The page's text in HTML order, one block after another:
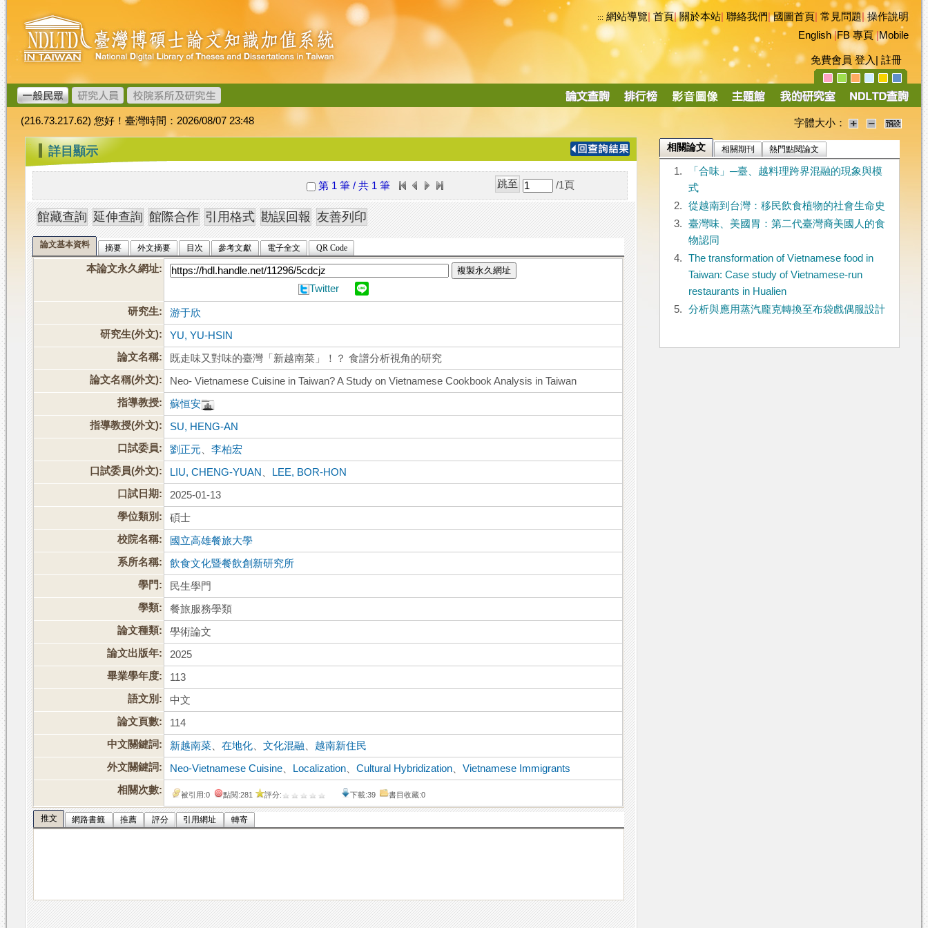
跳
到
主
要
內
容
臺
灣
博
碩
士
論
文
加
值
系
統
::: 網站導覽|首頁|關於本站 聯絡我們|國圖首頁 常見問題|操作說明
English|FB 專頁|Mobile
免費會員 登入 註冊
導
(216.73.217.62) 您好！臺灣時間：2026/08/07 23:48 字體大小：
::: 詳目顯示
第 1 筆 / 共 1 筆 /1 頁
論文基本資料 摘要 外文摘要 目次 參考文獻 電子全文 QR Code
本論文永久網址: 複製永久網址
Twitter
研究生:
游于欣
研究生(外文):
YU, YU-HSIN
論文名稱:
既走味又對味的臺灣「新越南菜」！？ 食譜分析視角的研究
論文名稱(外文):
Neo- Vietnamese Cuisine in Taiwan? A Study on Vietnamese Cookbook Analysis in Taiwan
指導教授:
蘇恒安
指導教授(外文):
SU, HENG-AN
口試委員:
劉正元 、李柏宏
口試委員(外文):
LIU, CHENG-YUAN
LEE, BOR-HON
口試日期:
2025-01-13
學位類別:
碩士
校院名稱:
國立高雄餐旅大學
系所名稱:
飲食文化暨餐飲創新研究所
學門:
民生學門
學類:
餐旅服務學類
論文種類:
學術論文
論文出版年:
2025
畢業學年度:
113
語文別:
中文
論文頁數:
114
中文關鍵詞:
新越南菜 、在地化 、文化混融
越南新住民
外文關鍵詞:
Neo-Vietnamese Cuisine Localization 、Cultural Hybridization 、Vietnamese Immigrants
相關次數:
被引用:0 點閱:281 評分: 下載:39 書目收藏:0
推文 網路書籤 推薦 評分 引用網址 轉寄
相關論文 相關期刊 熱門點閱論文
1.
「合味」─臺、越料理跨界混融的現象與模
式
2.
從越南到台灣：移民飲食植物的社會生命史
3.
臺灣味、美國胃：第二代臺灣裔美國人的食
物認同
4.
The transformation of Vietnamese food in
Taiwan: Case study of Vietnamese-run
restaurants in Hualien
5.
分析與應用蒸汽龐克轉換至布袋戲偶服設計